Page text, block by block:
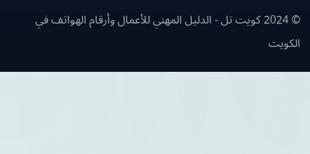
© 2024 كويت تل - الدليل المهني للأعمال وأرقام الهواتف في